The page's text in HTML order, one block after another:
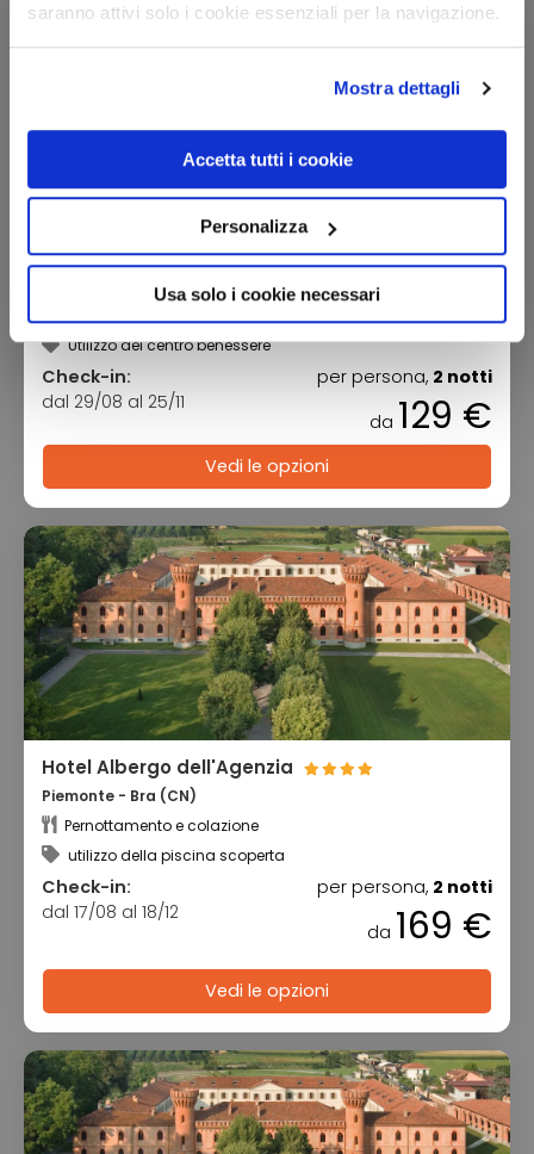
saranno attivi solo i cookie essenziali per la navigazione.
Mostra dettagli
Accetta tutti i cookie
Personalizza
Usa solo i cookie necessari
Hotel Adua & Regina di Saba Wellness &
Beauty
Toscana - Montecatini Terme (PT)
Utilizzo del centro benessere
Check-in:
dal 29/08 al 25/11
per persona, 2 notti
da 129 €
Vedi le opzioni
Hotel Albergo dell'Agenzia
Piemonte - Bra (CN)
Pernottamento e colazione
utilizzo della piscina scoperta
Check-in:
dal 17/08 al 18/12
per persona, 2 notti
da 169 €
Vedi le opzioni